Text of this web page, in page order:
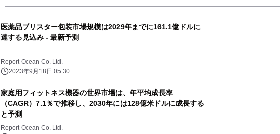
医薬品ブリスター包装市場規模は2029年までに161.1億ドルに
達する見込み - 最新予測
Report Ocean Co. Ltd.
2023年9月18日 05:30
家庭用フィットネス機器の世界市場は、年平均成長率
（CAGR）7.1％で推移し、2030年には128億米ドルに成長する
と予測
Report Ocean Co. Ltd.